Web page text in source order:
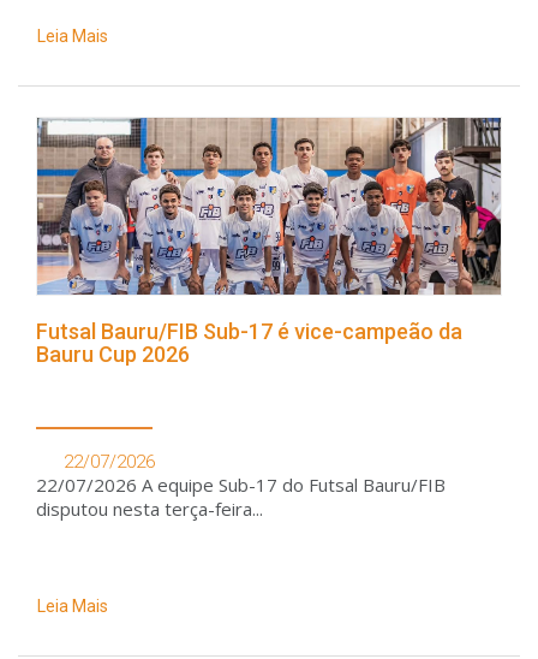
Leia Mais
Futsal Bauru/FIB Sub-17 é vice-campeão da
Bauru Cup 2026
22/07/2026
22/07/2026 A equipe Sub-17 do Futsal Bauru/FIB
disputou nesta terça-feira...
Leia Mais